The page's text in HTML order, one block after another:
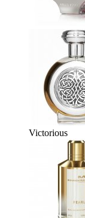
Victorious